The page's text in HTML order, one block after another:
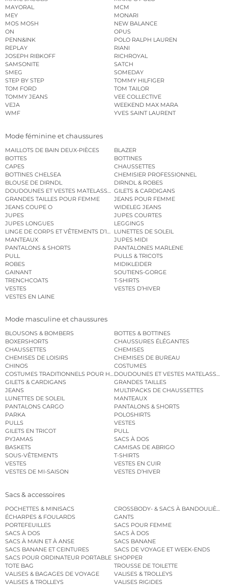
MAYORAL
MCM
MEY
MONARI
MOS MOSH
NEW BALANCE
ON
OPUS
PENN&INK
POLO RALPH LAUREN
REPLAY
RIANI
JOSEPH RIBKOFF
RICHROYAL
SAMSONITE
SATCH
SMEG
SOMEDAY
STEP BY STEP
TOMMY HILFIGER
TOM FORD
TOM TAILOR
TOMMY JEANS
VEE COLLECTIVE
VEJA
WEEKEND MAX MARA
WMF
YVES SAINT LAURENT
Mode féminine et chaussures
MAILLOTS DE BAIN DEUX-PIÈCES
BLAZER
BOTTES
BOTTINES
CAPES
CHAUSSETTES
BOTTINES CHELSEA
CHEMISIER PROFESSIONNEL
BLOUSE DE DIRNDL
DIRNDL & ROBES
DOUDOUNES ET VESTES MATELASSÉESGILETS & CARDIGANS
GRANDES TAILLES POUR FEMME
JEANS POUR FEMME
JEANS COUPE O
WIDELEG JEANS
JUPES
JUPES COURTES
JUPES LONGUES
LEGGINGS
LINGE DE CORPS ET VÊTEMENTS D’INTÉRIEURLUNETTES DE SOLEIL
MANTEAUX
JUPES MIDI
PANTALONS & SHORTS
PANTALONES MARLENE
PULL
PULLS & TRICOTS
ROBES
MIDIKLEIDER
GAINANT
SOUTIENS-GORGE
TRENCHCOATS
T-SHIRTS
VESTES
VESTES D’HIVER
VESTES EN LAINE
Mode masculine et chaussures
BLOUSONS & BOMBERS
BOTTES & BOTTINES
BOXERSHORTS
CHAUSSURES ÉLÉGANTES
CHAUSSETTES
CHEMISES
CHEMISES DE LOISIRS
CHEMISES DE BUREAU
CHINOS
COSTUMES
COSTUMES TRADITIONNELS POUR HOMMEDOUDOUNES ET VESTES MATELASSÉES
GILETS & CARDIGANS
GRANDES TAILLES
JEANS
MULTIPACKS DE CHAUSSETTES
LUNETTES DE SOLEIL
MANTEAUX
PANTALONS CARGO
PANTALONS & SHORTS
PARKA
POLOSHIRTS
PULLS
VESTES
GILETS EN TRICOT
PULL
PYJAMAS
SACS À DOS
BASKETS
CAMISAS DE ABRIGO
SOUS-VÊTEMENTS
T-SHIRTS
VESTES
VESTES EN CUIR
VESTES DE MI-SAISON
VESTES D’HIVER
Sacs & accessoires
POCHETTES & MINISACS
CROSSBODY- & SACS À BANDOULIÈRE
ÉCHARPES & FOULARDS
GANTS
PORTEFEUILLES
SACS POUR FEMME
SACS À DOS
SACS À DOS
SACS À MAIN ET À ANSE
SACS BANANE
SACS BANANE ET CEINTURES
SACS DE VOYAGE ET WEEK-ENDS
SACS POUR ORDINATEUR PORTABLE SHOPPER
TOTE BAG
TROUSSE DE TOILETTE
VALISES & BAGAGES DE VOYAGE
VALISES & TROLLEYS
VALISES & TROLLEYS
VALISES RIGIDES